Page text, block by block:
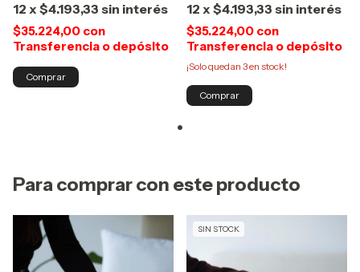
12 x $4.193,33 sin interés
$35.224,00 con
Transferencia o depósito
Comprar
12 x $4.193,33 sin interés
$35.224,00 con
Transferencia o depósito
¡Solo quedan 3en stock!
Comprar
Para comprar con este producto
SIN STOCK